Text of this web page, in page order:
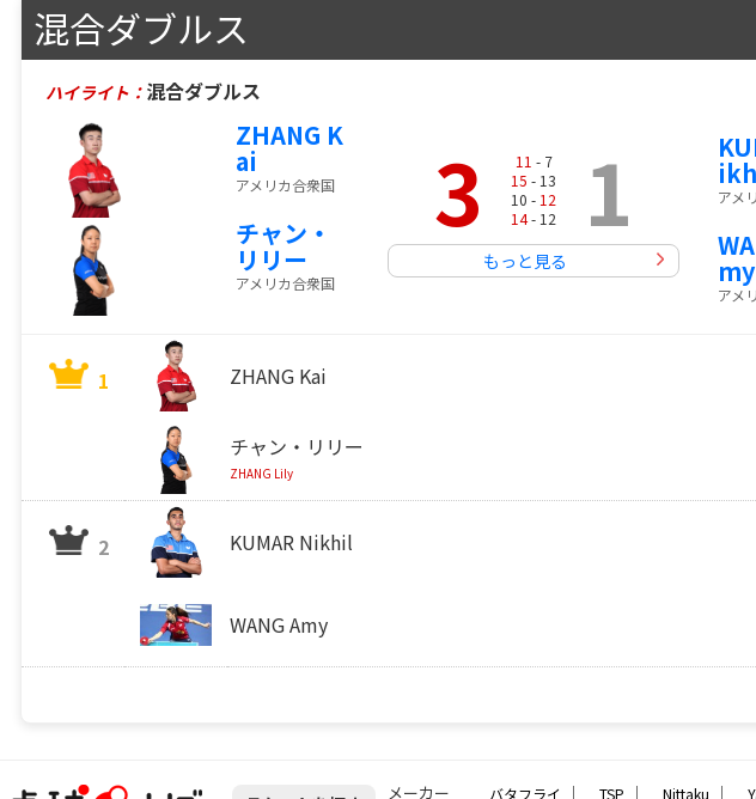
混合ダブルス
ハイライト： 混合ダブルス
ZHANG K
ai
アメリカ合衆国
チャン・
リリー
アメリカ合衆国
3 11 - 7
15 - 13
10 - 12
14- 12 1
もっと見る
アメ
my
アメ
1 ZHANG Kai
チャン・リリー
ZHANG Lily
2 KUMAR Nikhil
WANG Amy
メーカー バタフライ ｜ TSP ｜ Nittaku ｜